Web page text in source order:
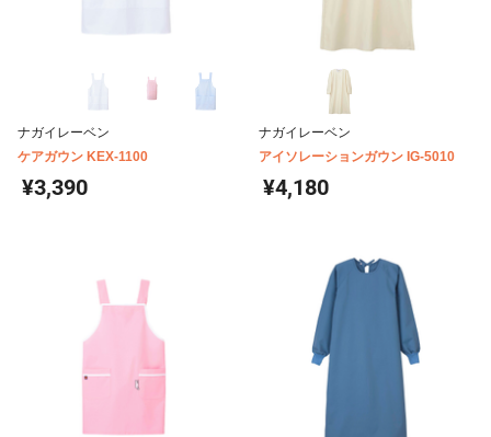
ナガイレーベン
ケアガウン KEX-1100
¥3,390
ナガイレーベン
アイソレーションガウン IG-5010
¥4,180